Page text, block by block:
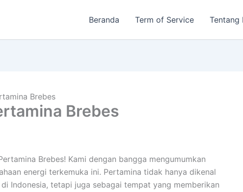
Beranda Term of Service Tentang
Brebes
Brebes
Brebes! Kami dengan bangga mengumumkan
energi terkemuka ini. Pertamina tidak hanya dikenal
Indonesia, tetapi juga sebagai tempat yang memberikan